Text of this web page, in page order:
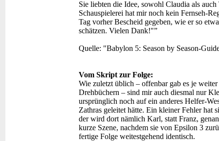
Sie liebten die Idee, sowohl Claudia als
Schauspielerei hat mir noch kein Fernseh-
Tag vorher Bescheid gegeben, wie er so
schätzen. Vielen Dank!"”
Quelle: "Babylon 5: Season by Season-
Vom Skript zur Folge:
Wie zuletzt üblich – offenbar gab es je
Drehbüchern – sind mir auch diesmal nur
ursprünglich noch auf ein anderes Helfer-
Zathras geleitet hätte. Ein kleiner Fehler hat
der wird dort nämlich Karl, statt Franz,
kurze Szene, nachdem sie von Epsilon 3
fertige Folge weitestgehend identisch.